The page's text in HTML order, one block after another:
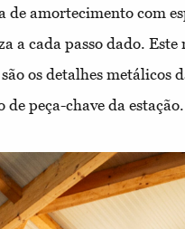
de amortecimento com
a cada passo dado. Este
os detalhes metálicos
peça-chave da estação.